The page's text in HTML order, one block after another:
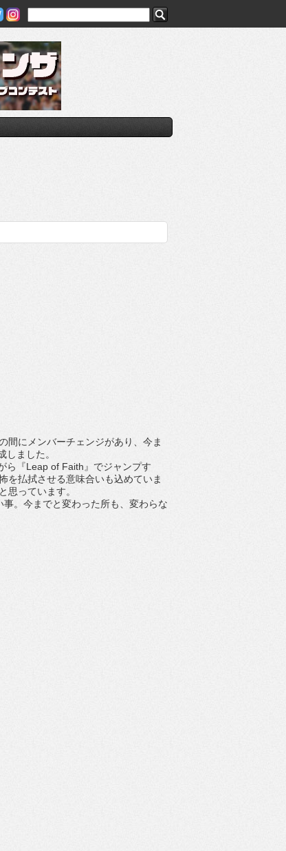
間にメンバーチェンジがあり、今ま
ました。
ら『Leap of Faith』でジャンプす
を払拭させる意味合いも込めていま
思っています。
。今までと変わった所も、変わらな